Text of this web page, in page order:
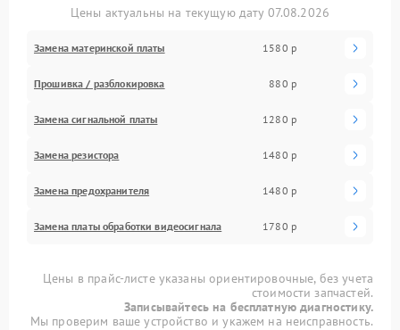
Цены актуальны на текущую дату 07.08.2026
Замена материнской платы 1580 р
Прошивка / разблокировка 880 р
Замена сигнальной платы 1280 р
Замена резистора 1480 р
Замена предохранителя 1480 р
Замена платы обработки видеосигнала 1780 р
Цены в прайс-листе указаны ориентировочные, без учета
стоимости запчастей.
Записывайтесь на бесплатную диагностику.
Мы проверим ваше устройство и укажем на неисправность.